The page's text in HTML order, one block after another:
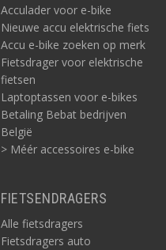
Acculader voor e-bike
Nieuwe accu elektrische fiets
Accu e-bike zoeken op merk
Fietsdrager voor elektrische
fietsen
Laptoptassen voor e-bikes
Betaling Bebat bedrijven
België
> Méér accessoires e-bike
FIETSENDRAGERS
Alle fietsdragers
Fietsdragers auto